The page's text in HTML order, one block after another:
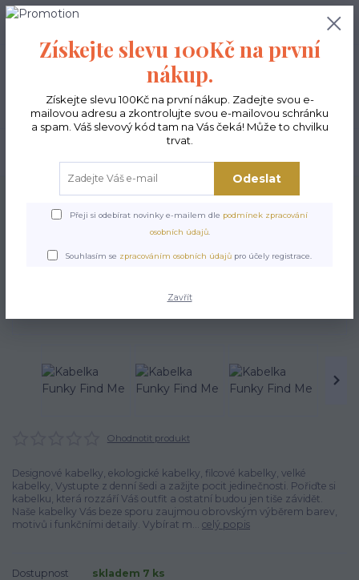
0,00 Kč
Kabelky ekologické Kabelky střední
Kabelka Funky Find Me
Ohodnotit produkt
Designové kabelky, ekologické kabelky, filcové kabelky, velké
kabelky, Vystupte z denní šedi a zažijte pocit jedinečnosti. Pořiďte si
kabelku, která rozzáří Váš outfit a ostatní budou jen tiše závidět.
Naše kabelky Vás beze sporu zaujmou obrovským výběrem barev,
motivů i funkčními detaily. Vybírat m... celý popis
Dostupnost skladem 7 ks
Získejte slevu 100Kč na první
nákup.
Získejte slevu 100Kč na první nákup. Zadejte svou e-
mailovou adresu a zkontrolujte svou e-mailovou schránku
a spam. Váš slevový kód tam na Vás čeká! Může to chvilku
trvat.
Odeslat
Přeji si odebírat novinky e-mailem dle podmínek zpracování
osobních údajů.
Souhlasím se zpracováním osobních údajů pro účely registrace.
Zavřít